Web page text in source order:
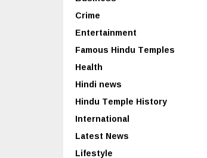
Crime
Entertainment
Famous Hindu Temples
Health
Hindi news
Hindu Temple History
International
Latest News
Lifestyle